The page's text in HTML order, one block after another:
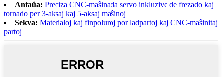
Antaŭa: Preciza CNC-maŝinada servo inkluzive de frezado kaj
tornado per 3-aksaj kaj 5-aksaj maŝinoj
Sekva: Materialoj kaj finpoluroj por ladpartoj kaj CNC-maŝinitaj
partoj